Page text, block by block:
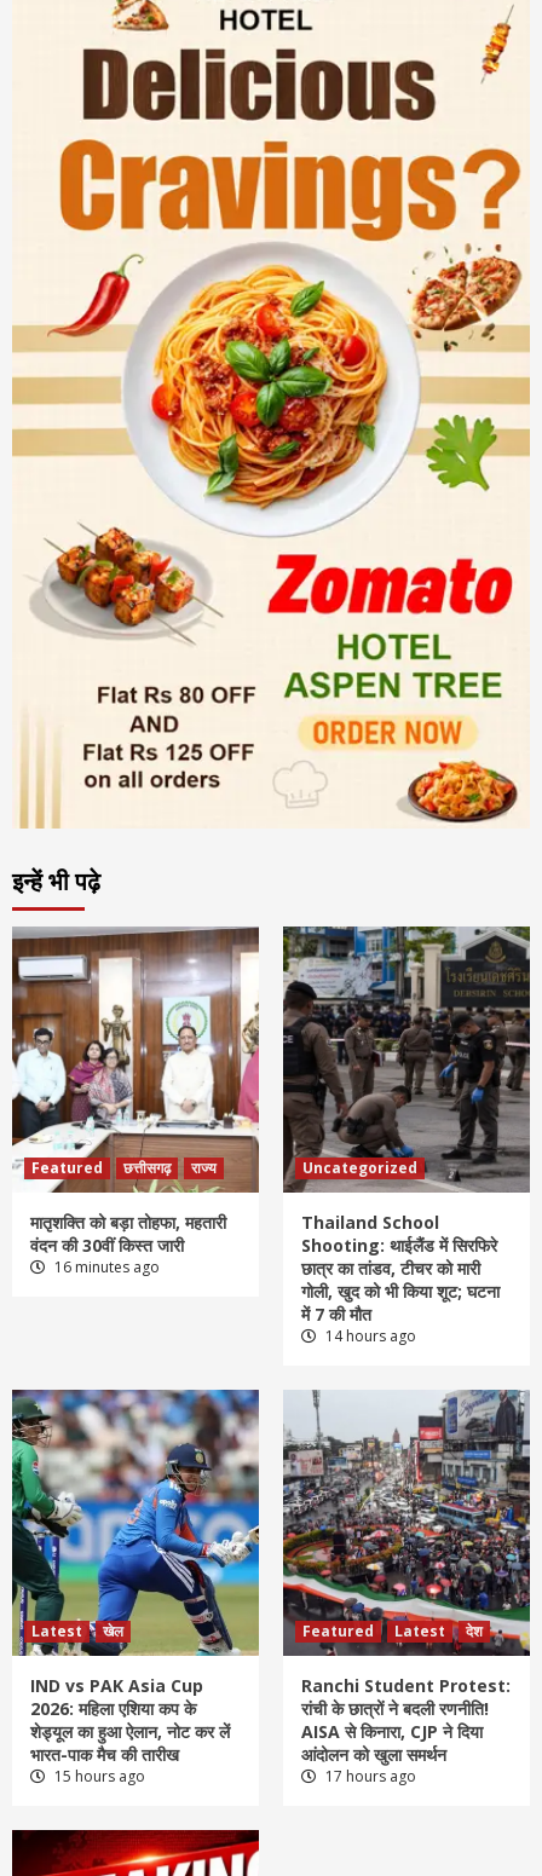
इन्हें भी पढ़े
Featured छत्तीसगढ़ राज्य
मातृशक्ति को बड़ा तोहफा, महतारी
वंदन की 30वीं किस्त जारी
16 minutes ago
Uncategorized
Thailand School
Shooting: थाईलैंड में सिरफिरे
छात्र का तांडव, टीचर को मारी
गोली, खुद को भी किया शूट; घटना
में 7 की मौत
14 hours ago
Latest खेल
IND vs PAK Asia Cup
2026: महिला एशिया कप के
शेड्यूल का हुआ ऐलान, नोट कर लें
भारत-पाक मैच की तारीख
15 hours ago
Featured Latest देश
Ranchi Student Protest:
रांची के छात्रों ने बदली रणनीति!
AISA से किनारा, CJP ने दिया
आंदोलन को खुला समर्थन
17 hours ago